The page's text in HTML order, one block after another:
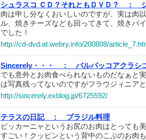
シュラスコ ＣＤ？それともＤＶＤ？ ：
肉は申し分なくおいしいのですが、実は肉
ル、焼きチーズなども回ってきて、焼きパ
でした！
http://cd-dvd.at.webry.info/200808/
Sincerely・・・ ：
バルバッコアクラシ
でも意外とお肉食べられないものだなぁと
は写真残ってないのですがフラウジィニア
http://sincerely.exblog.jp/6725592/
テラスの日記 ：
ブラジル料理
ピッカーニャというお尻のお肉はとっても
すごい！クッピンという背中のこぶのお肉